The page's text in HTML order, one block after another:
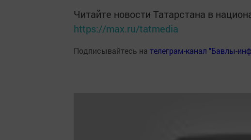
Читайте новости Татарстана в
https://max.ru/tatmedia
Подписывайтесь на телеграм-канал "Бавлы-